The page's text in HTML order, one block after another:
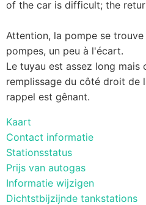
of the car is difficult; the
Attention, la pompe se
pompes, un peu à l'écart.
Le tuyau est assez long
remplissage du côté droit de
rappel est gênant.
Kaart
Contact informatie
Stationsstatus
Prijs van autogas
Informatie wijzigen
Dichtstbijzijnde tankstations